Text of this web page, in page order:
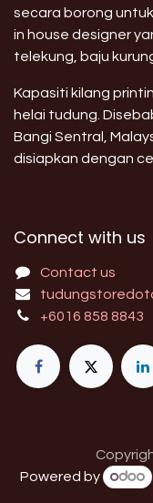
secara borong
in house designer
telekung, baju
Kapasiti kilang
helai tudung.
Bangi Sentral,
disiapkan dengan
Connect with us
Contact us
+6016 858 8843
Powered by